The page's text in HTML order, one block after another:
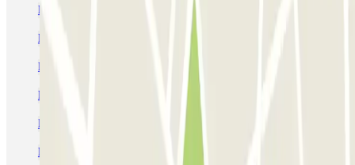
Parcheggio aeroporto di Torino Caselle low cost & ufficiale
Parcheggio Quadrilatero Torino economico
Parcheggio alla Stazione di Torino Porta Susa
Parcheggio al Museo Egizio di Torino
Parcheggio Piazza San Carlo Torino
Parcheggio Porta Nuova Torino (sotterraneo)